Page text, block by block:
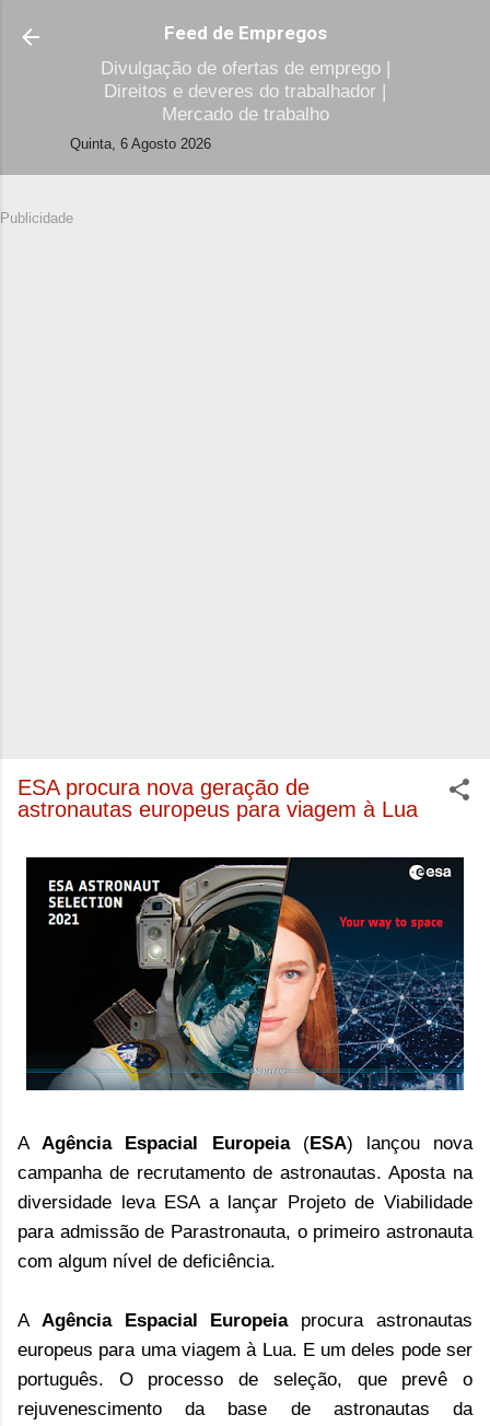
Avançar para o conteúdo principal
Feed de Empregos
Divulgação de ofertas de emprego |
Direitos e deveres do trabalhador |
Mercado de trabalho
Quinta, 6 Agosto 2026
Publicidade
ESA procura nova geração de
astronautas europeus para viagem à Lua
AAgência Espacial Europeia(ESA) lançou nova
campanha de recrutamento de astronautas. Aposta na
diversidade leva ESA a lançar Projeto de Viabilidade
para admissão de Parastronauta, o primeiro astronauta
com algum nível de deficiência.
A Agência Espacial Europeia procura astronautas
europeus para uma viagem à Lua. E um deles pode ser
português. O processo de seleção, que prevê o
rejuvenescimento da base de astronautas da